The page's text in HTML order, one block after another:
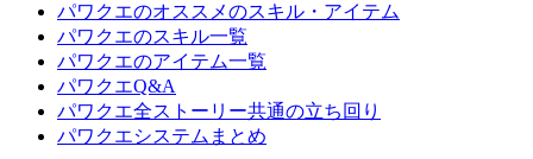
パワクエのオススメのスキル・アイテム
パワクエのスキル一覧
パワクエのアイテム一覧
パワクエQ&A
パワクエ全ストーリー共通の立ち回り
パワクエシステムまとめ